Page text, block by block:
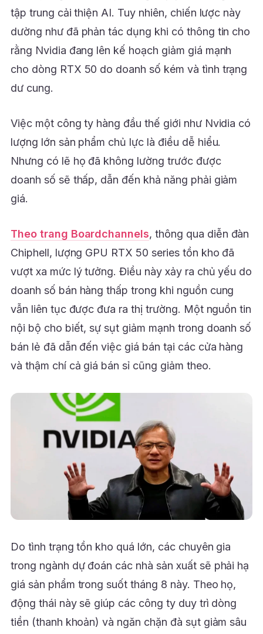
tập trung cải thiện AI. Tuy nhiên, chiến lược này
dường như đã phản tác dụng khi có thông tin cho
rằng Nvidia đang lên kế hoạch giảm giá mạnh
cho dòng RTX 50 do doanh số kém và tình trạng
dư cung.
Việc một công ty hàng đầu thế giới như Nvidia có
lượng lớn sản phẩm chủ lực là điều dễ hiểu.
Nhưng có lẽ họ đã không lường trước được
doanh số sẽ thấp, dẫn đến khả năng phải giảm
giá.
Theo trang Boardchannels, thông qua diễn đàn
Chiphell, lượng GPU RTX 50 series tồn kho đã
vượt xa mức lý tưởng. Điều này xảy ra chủ yếu do
doanh số bán hàng thấp trong khi nguồn cung
vẫn liên tục được đưa ra thị trường. Một nguồn tin
nội bộ cho biết, sự sụt giảm mạnh trong doanh số
bán lẻ đã dẫn đến việc giá bán tại các cửa hàng
và thậm chí cả giá bán sỉ cũng giảm theo.
Do tình trạng tồn kho quá lớn, các chuyên gia
trong ngành dự đoán các nhà sản xuất sẽ phải hạ
giá sản phẩm trong suốt tháng 8 này. Theo họ,
động thái này sẽ giúp các công ty duy trì dòng
tiền (thanh khoản) và ngăn chặn đà sụt giảm sâu